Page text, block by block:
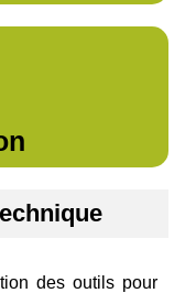
des outils pour